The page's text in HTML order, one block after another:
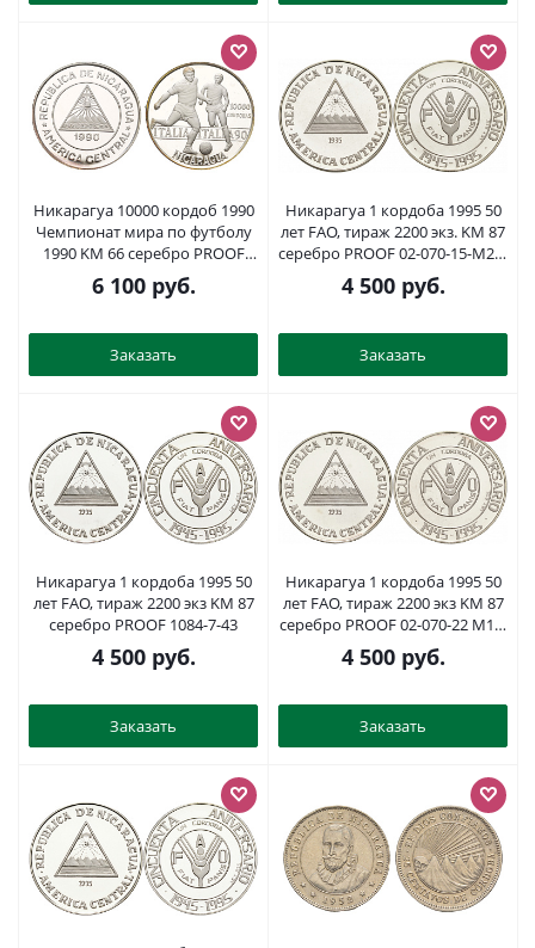
Никарагуа 10000 кордоб 1990
Чемпионат мира по футболу
1990 KM 66 серебро PROOF
413-744
6 100руб.
Заказать
Никарагуа 1 кордоба 1995 50
лет FAO, тираж 2200 экз. KM 87
серебро PROOF 02-070-15-M21-
11
4 500руб.
Заказать
Никарагуа 1 кордоба 1995 50
лет FAO, тираж 2200 экз KM 87
серебро PROOF 1084-7-43
4 500руб.
Заказать
Никарагуа 1 кордоба 1995 50
лет FAO, тираж 2200 экз KM 87
серебро PROOF 02-070-22 M19-
7
4 500руб.
Заказать